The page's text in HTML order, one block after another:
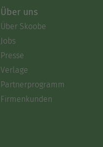
Über uns
Über Skoobe
Jobs
Presse
Verlage
Partnerprogramm
Firmenkunden